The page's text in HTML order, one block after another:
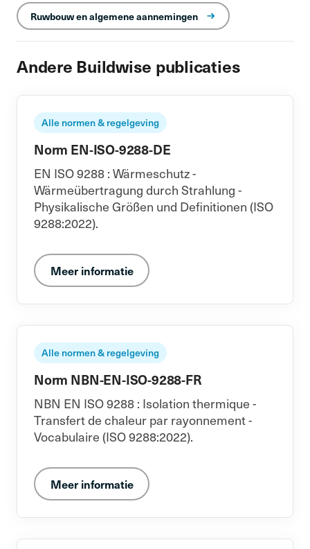
Ruwbouw en algemene aannemingen
Andere Buildwise publicaties
Alle normen & regelgeving
Norm EN-ISO-9288-DE
EN ISO 9288 : Wärmeschutz -
Wärmeübertragung durch Strahlung -
Physikalische Größen und Definitionen (ISO
9288:2022).
Meer informatie
Alle normen & regelgeving
Norm NBN-EN-ISO-9288-FR
NBN EN ISO 9288 : Isolation thermique -
Transfert de chaleur par rayonnement -
Vocabulaire (ISO 9288:2022).
Meer informatie